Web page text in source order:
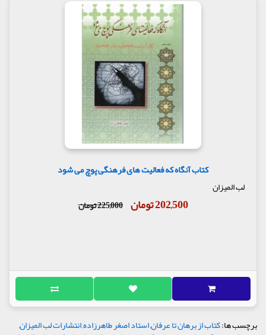
کتاب آنگاه که فعالیت های فرهنگی پوچ می شود
لب المیزان
202,500 تومان 225,000 تومان
برچسب ها:کتاب از برهان تا عرفان,استاد اصغر طاهرزاده,انتشارات لب المیزان,